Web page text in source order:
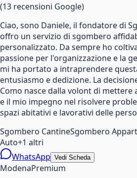
(13 recensioni Google)
Ciao, sono Daniele, il fondatore di
offro un servizio di sgombero
personalizzato. Da sempre ho
passione per l'organizzazione e la
mi ha portato a intraprendere
entusiasmo e dedizione. La
Como nasce dalla volont di
e il mio impegno nel risolvere
spazi abitativi e lavorativi delle
Sgombero CantineSgombero
Auto+1 altri
WhatsApp Vedi Scheda
ModenaPremium